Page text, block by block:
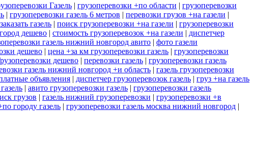
Газель | грузоперевозки +по области | грузоперевозки
| грузоперевозки газель 6 метров | перевозки грузов +на газели |
заказать газель | поиск грузоперевозки +на газели | грузоперевозки
дешево | стоимость грузоперевозок +на газели | диспетчер
газель нижний новгород авито | фото газели
дешево | цена +за км грузоперевозки газель | грузоперевозки
дешево | перевозки газель | грузоперевозки газель
газель нижний новгород +и область | газель грузоперевозки
объявления | диспетчер грузоперевозок газель | груз +на газель
| авито грузоперевозки газель | грузоперевозки газель
грузов | газель нижний грузоперевозки | грузоперевозки +в
городу газель | грузоперевозки газель москва нижний новгород |